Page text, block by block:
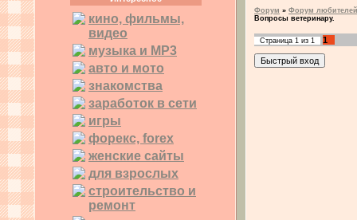
кино, фильмы,
видео
музыка и MP3
авто и мото
знакомства
заработок в сети
игры
форекс, forex
женские сайты
для взрослых
строительство и
ремонт
Форум » Форум
Вопросы ветеринару.
Страница 1 из 1 1